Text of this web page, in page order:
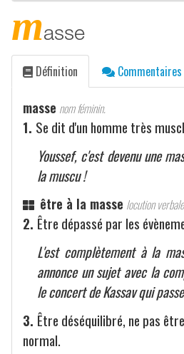
masse
Définition Commentaires
masse nom féminin.
1. Se dit d'un homme très
Youssef, c'est devenu une
la muscu !
être à la masse locution
2. Être dépassé par les
L'est complètement à la
annonce un sujet avec la
le concert de Kassav qui
3. Être déséquilibré, ne pas
normal.